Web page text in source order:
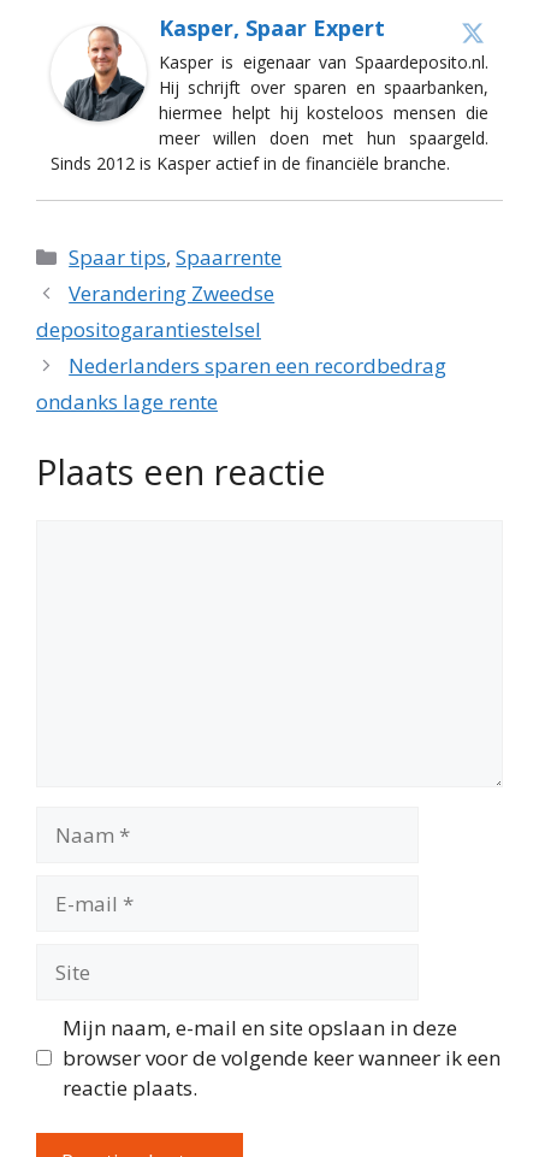
Kasper, Spaar Expert
Kasper is eigenaar van Spaardeposito.nl.
Hij schrijft over sparen en spaarbanken,
hiermee helpt hij kosteloos mensen die
meer willen doen met hun spaargeld.
Sinds 2012 is Kasper actief in de financiële branche.
Categorieën
Spaar tips,Spaarrente
Verandering Zweedse
depositogarantiestelsel
Nederlanders sparen een recordbedrag
ondanks lage rente
Plaats een reactie
mail
Mijn naam, e-mail en site opslaan in deze
browser voor de volgende keer wanneer ik een
reactie plaats.